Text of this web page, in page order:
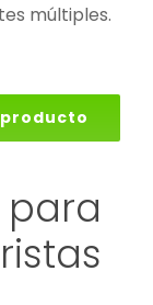
múltiples.
para